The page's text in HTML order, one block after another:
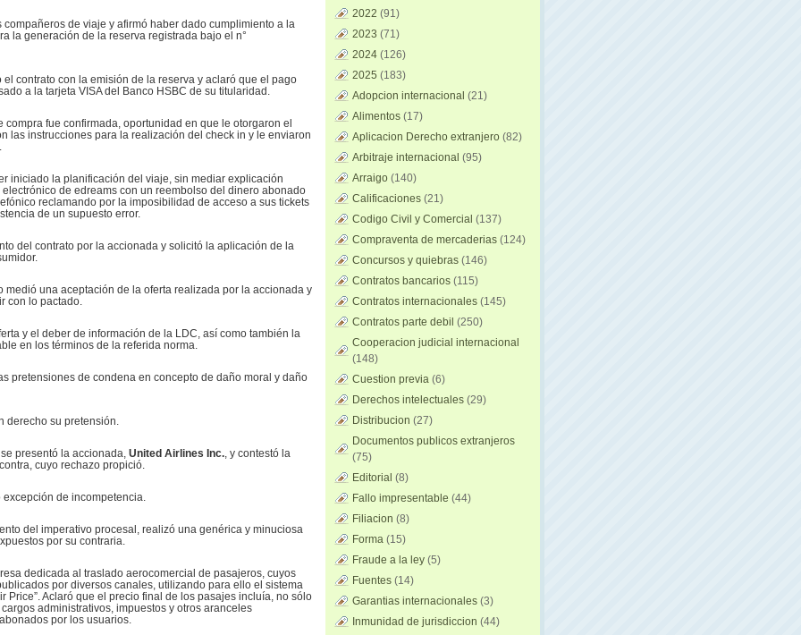
compañeros de viaje y afirmó haber dado cumplimiento a la
la generación de la reserva registrada bajo el n°
contrato con la emisión de la reserva y aclaró que el pago
a la tarjeta VISA del Banco HSBC de su titularidad.
compra fue confirmada, oportunidad en que le otorgaron el
las instrucciones para la realización del check in y le enviaron
iniciado la planificación del viaje, sin mediar explicación
de edreams con un reembolso del dinero abonado
reclamando por la imposibilidad de acceso a sus tickets
de un supuesto error.
del contrato por la accionada y solicitó la aplicación de la
medió una aceptación de la oferta realizada por la accionada y
con lo pactado.
y el deber de información de la LDC, así como también la
en los términos de la referida norma.
pretensiones de condena en concepto de daño moral y daño
derecho su pretensión.
presentó la accionada, United Airlines Inc., y contestó la
cuyo rechazo propició.
excepción de incompetencia.
del imperativo procesal, realizó una genérica y minuciosa
por su contraria.
dedicada al traslado aerocomercial de pasajeros, cuyos
por diversos canales, utilizando para ello el sistema
Price”. Aclaró que el precio final de los pasajes incluía, no sólo
administrativos, impuestos y otros aranceles
por los usuarios.
2022 (91)
2023 (71)
2024 (126)
2025 (183)
Adopcion internacional (21)
Alimentos (17)
Aplicacion Derecho extranjero (82)
Arbitraje internacional (95)
Arraigo (140)
Calificaciones (21)
Codigo Civil y Comercial (137)
Compraventa de mercaderias (124)
Concursos y quiebras (146)
Contratos bancarios (115)
Contratos internacionales (145)
Contratos parte debil (250)
Cooperacion judicial internacional
(148)
Cuestion previa (6)
Derechos intelectuales (29)
Distribucion (27)
Documentos publicos extranjeros
(75)
Editorial (8)
Fallo impresentable (44)
Filiacion (8)
Forma (15)
Fraude a la ley (5)
Fuentes (14)
Garantias internacionales (3)
Inmunidad de jurisdiccion (44)